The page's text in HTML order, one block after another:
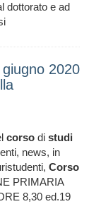
dottorato e ad
2020
corso di studi
news, in
Corso
PRIMARIA
8,30 ed.19